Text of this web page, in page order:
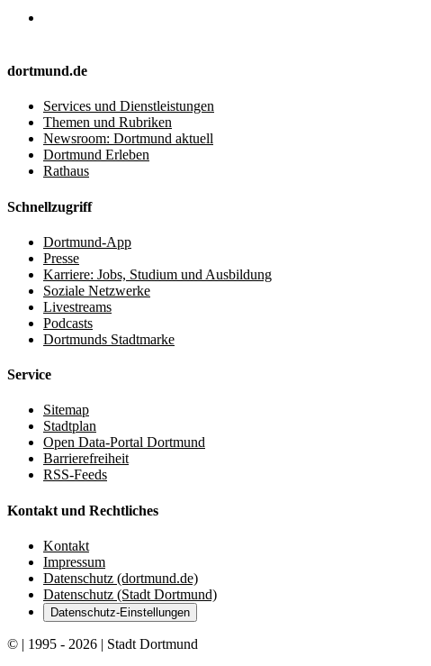
dortmund.de
Services und Dienstleistungen
Themen und Rubriken
Newsroom: Dortmund aktuell
Dortmund Erleben
Rathaus
Schnellzugriff
Dortmund-App
Presse
Karriere: Jobs, Studium und Ausbildung
Soziale Netzwerke
Livestreams
Podcasts
Dortmunds Stadtmarke
Service
Sitemap
Stadtplan
Open Data-Portal Dortmund
Barrierefreiheit
RSS-Feeds
Kontakt und Rechtliches
Kontakt
Impressum
Datenschutz (dortmund.de)
Datenschutz (Stadt Dortmund)
Datenschutz-Einstellungen
© | 1995 - 2026 | Stadt Dortmund